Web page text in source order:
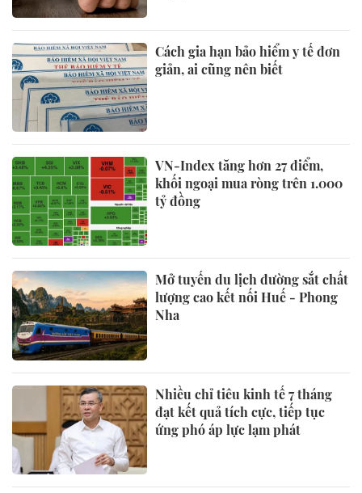
Cách gia hạn bảo hiểm y tế đơn
giản, ai cũng nên biết
VN-Index tăng hơn 27 điểm,
khối ngoại mua ròng trên 1.000
tỷ đồng
Mở tuyến du lịch đường sắt chất
lượng cao kết nối Huế - Phong
Nha
Nhiều chỉ tiêu kinh tế 7 tháng
đạt kết quả tích cực, tiếp tục
ứng phó áp lực lạm phát